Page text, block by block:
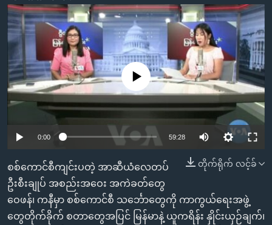
ကျော်
ကြည့်
ပင်မ
အ
ကြည့်
ရန်
ရှာဖွေ
ရန်
အမေရိကန်သုံးအီဒီယံ
မကြေးမုံရဲ့ အင်္ဂလိပ်စာ
ရုပ်ရှင်ထဲက အင်္ဂလိပ်စာ
သုတပဒေသာ အင်္ဂလိပ်စာ
အပတ်စဉ်ကဏ္ဍများ
ရေဒီယို
တီဗွီ
ရေဒီယိုနှင့်ရုပ်သံ အချက်အလက်များ
ရေဒီယို/တီဗွီအစီအစဉ်
Learning English
ဗွီအိုအေ လူမှုကွန်ယက်များ
ဘာသာစကားများ
No media source currently available
0:00 59:28
တိုက်ရိုက် လင့်ခ်
စစ်ကောင်စီကျင်းပတဲ့ အာဆီယံလေတပ်
ဦးစီးချုပ် အစည်းအဝေး အကဲခတ်တွေ
ဝေဖန်၊ ကနီမှာ စစ်ကောင်စီ သင်္ဘောတွေကို ကာကွယ်ရေးအဖွဲ့
တွေတိုက်ခိုက် စတာတွေအပြင် မြန်မာနဲ့ ယူကရိန်း နှိုင်းယှဉ်ချက်၊